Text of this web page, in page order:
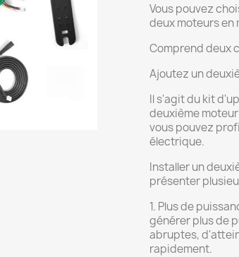
Vous pouvez
deux moteurs en
Comprend deux
Ajoutez un
Il s'agit du kit
deuxième
vous pouvez
électrique.
Installer un
présenter
1. Plus de
générer plus de
abruptes,
rapidement.